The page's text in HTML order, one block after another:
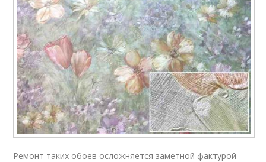
Ремонт таких обоев осложняется заметной фактурой